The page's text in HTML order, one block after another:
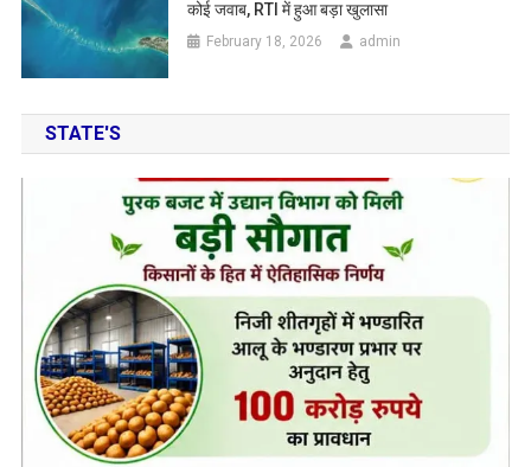
कोई जवाब, RTI में हुआ बड़ा खुलासा
February 18, 2026 admin
STATE'S